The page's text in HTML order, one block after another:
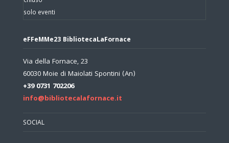
solo eventi
eFFeMMe23 BibliotecaLaFornace
Via della Fornace, 23
60030 Moie di Maiolati Spontini (An)
+39 0731 702206
info@bibliotecalafornace.it
SOCIAL